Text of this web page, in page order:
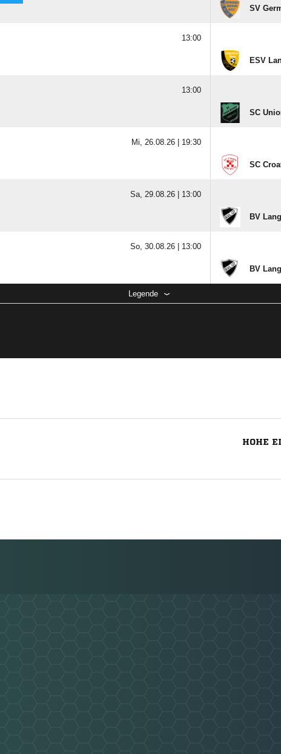
SV
13:00
ESV
13:00
SC
Mi, 26.08.26 | 19:30
SC
Sa, 29.08.26 | 13:00
BV
So, 30.08.26 | 13:00
BV
Legende
HOHE